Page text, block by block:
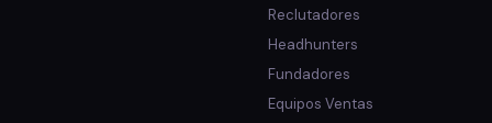
Reclutadores
Headhunters
Fundadores
Equipos Ventas